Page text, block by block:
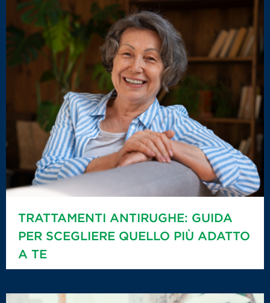
TRATTAMENTI ANTIRUGHE: GUIDA
PER SCEGLIERE QUELLO PIÙ ADATTO
A TE